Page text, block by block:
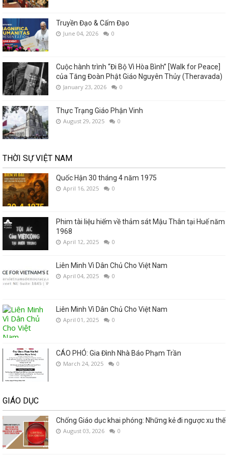
Truyền Đạo & Cấm Đạo
June 04, 2026 0
Cuộc hành trình “Đi Bộ Vì Hòa Bình” [Walk for Peace]
của Tăng Đoàn Phật Giáo Nguyên Thủy (Theravada)
January 23, 2026 0
Thực Trạng Giáo Phận Vinh
August 29, 2025 0
THỜI SỰ VIỆT NAM
Quốc Hận 30 tháng 4 năm 1975
April 16, 2025 0
Phim tài liệu hiếm về thảm sát Mậu Thân tại Huế năm
1968
April 12, 2025 0
Liên Minh Vì Dân Chủ Cho Việt Nam
April 04, 2025 0
Liên Minh Vì Dân Chủ Cho Việt Nam
April 01, 2025 0
CÁO PHÓ: Gia Đình Nhà Báo Phạm Trần
March 24, 2025 0
GIÁO DỤC
Chống Giáo dục khai phóng: Những kẻ đi ngược xu thế
August 03, 2026 0